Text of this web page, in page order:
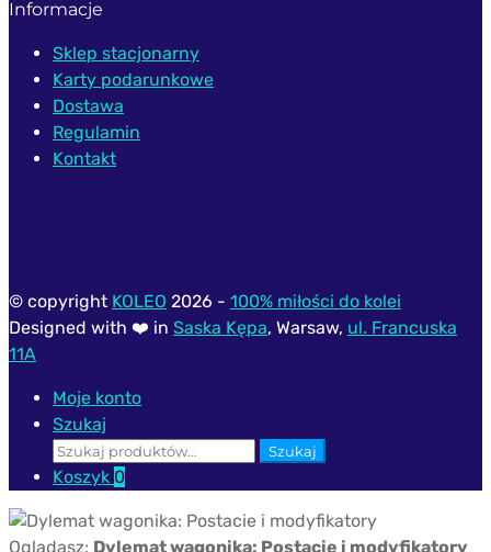
Informacje
Sklep stacjonarny
Karty podarunkowe
Dostawa
Regulamin
Kontakt
© copyright KOLEO 2026 - 100% miłości do kolei
Designed with ❤️ in Saska Kępa, Warsaw, ul. Francuska
11A
Moje konto
Szukaj
Szukaj:
Szukaj
Koszyk 0
Oglądasz: Dylemat wagonika: Postacie i modyfikatory